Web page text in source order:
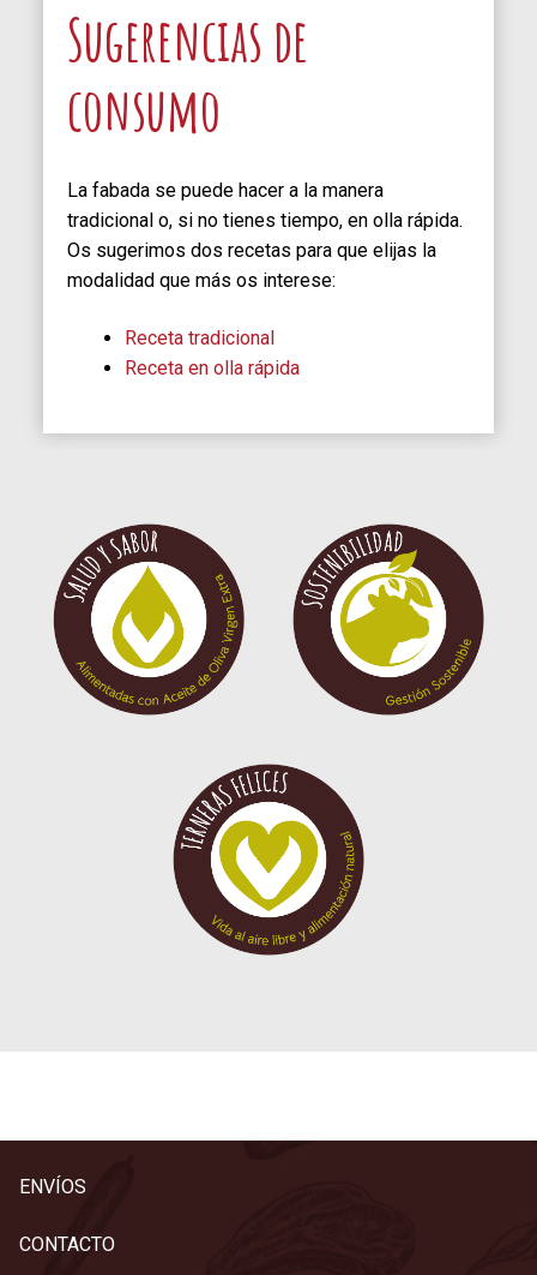
Sugerencias de
consumo
La fabada se puede hacer a la manera
tradicional o, si no tienes tiempo, en olla rápida.
Os sugerimos dos recetas para que elijas la
modalidad que más os interese:
Receta tradicional
Receta en olla rápida
ENVÍOS
CONTACTO